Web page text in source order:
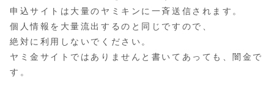
申込サイトは大量のヤミキンに一斉送信されます。
個人情報を大量流出するのと同じですので、
絶対に利用しないでください。
ヤミ金サイトではありませんと書いてあっても、闇金で
す。